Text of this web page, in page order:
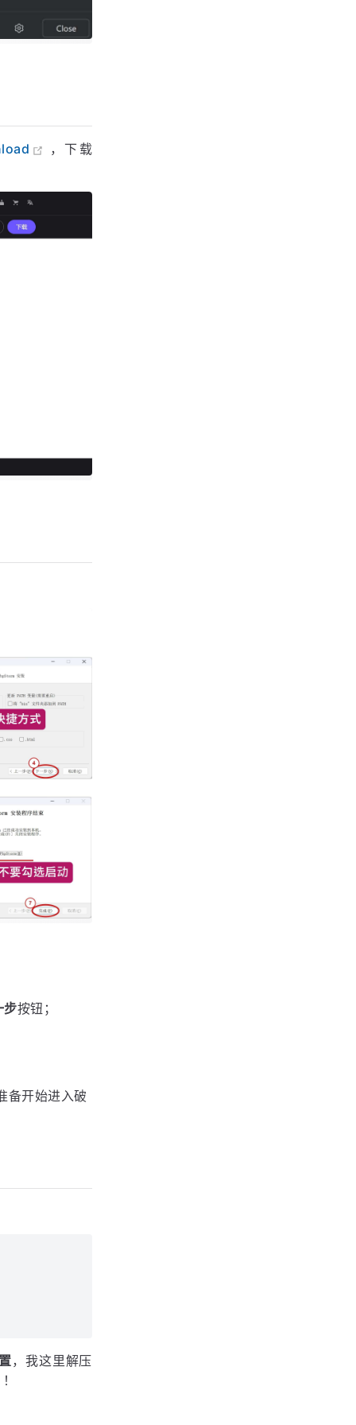
，下载
步按钮；
备开始进入破
，我这里解压